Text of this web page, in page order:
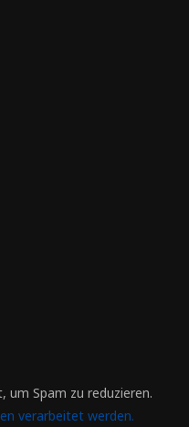
um Spam zu reduzieren.
verarbeitet werden.